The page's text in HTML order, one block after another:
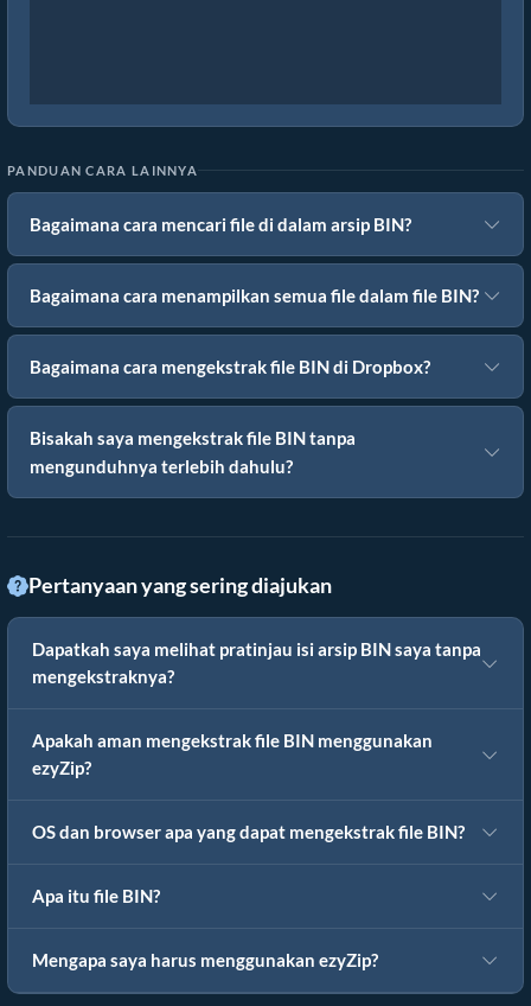
PANDUAN CARA LAINNYA
Bagaimana cara mencari file di dalam arsip BIN?
Bagaimana cara menampilkan semua file dalam file BIN?
Bagaimana cara mengekstrak file BIN di Dropbox?
Bisakah saya mengekstrak file BIN tanpa
mengunduhnya terlebih dahulu?
Pertanyaan yang sering diajukan
Dapatkah saya melihat pratinjau isi arsip BIN saya tanpa
mengekstraknya?
Apakah aman mengekstrak file BIN menggunakan
ezyZip?
OS dan browser apa yang dapat mengekstrak file BIN?
Apa itu file BIN?
Mengapa saya harus menggunakan ezyZip?